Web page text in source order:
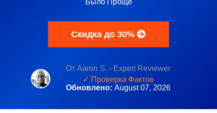
Скидка до 30%
От Aaron S. - Expert Reviewer
✓ Проверка Фактов
Обновлено: August 07, 2026